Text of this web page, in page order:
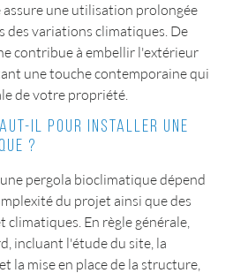
une utilisation prolongée
des variations climatiques. De
contribue à embellir l'extérieur
une touche contemporaine qui
de votre propriété.
faut-il pour installer une
?
pergola bioclimatique dépend
du projet ainsi que des
En règle générale,
incluant l'étude du site, la
la mise en place de la structure,